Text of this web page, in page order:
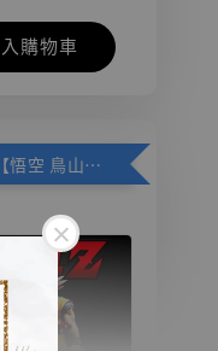
購物車
加購優惠【悟空 鳥山明紀念款 [奇蹟工作室]】